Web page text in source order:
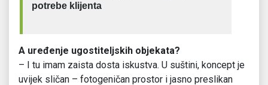
potrebe klijenta
A uređenje ugostiteljskih objekata?
– I tu imam zaista dosta iskustva. U suštini, koncept je
uvijek sličan – fotogeničan prostor i jasno preslikan